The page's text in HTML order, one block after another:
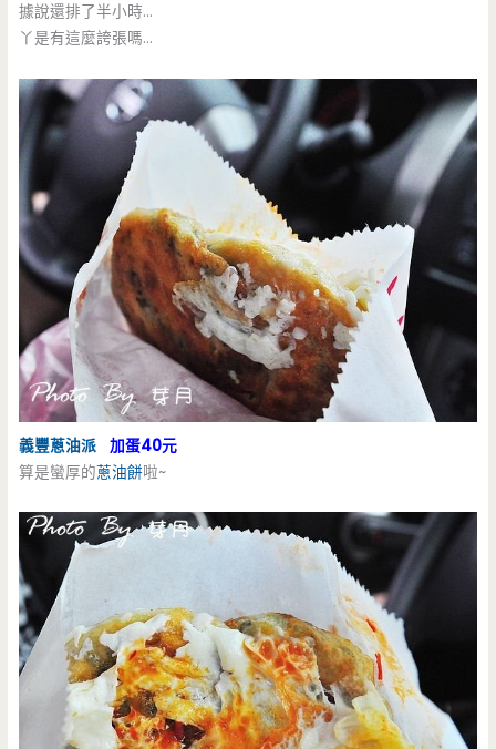
據說還排了半小時…
丫是有這麼誇張嗎…
義豐蔥油派 加蛋40元
算是蠻厚的蔥油餅啦~